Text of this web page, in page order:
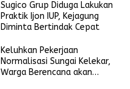
dan Pembentukan Koperasi
Desa Merah Putih
Sugico Grup Diduga Lakukan
Praktik Ijon IUP, Kejagung
Diminta Bertindak Cepat
Keluhkan Pekerjaan
Normalisasi Sungai Kelekar,
Warga Berencana akan